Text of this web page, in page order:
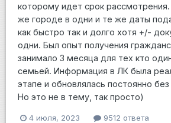
которому идет срок
же городе в одни и те же даты
как быстро так и долго хотя +/-
одни. Был опыт получения
занимало 3 месяца для тех кто
семьей. Информация в ЛК была
этапе и обновлялась постоянно
Но это не в тему, так просто)
4 июля, 2023 9512 ответа